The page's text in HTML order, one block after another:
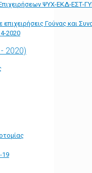
ΨΥΧ-ΕΚΔ-ΕΣΤ-
Γούνας και
2020
2020)
19